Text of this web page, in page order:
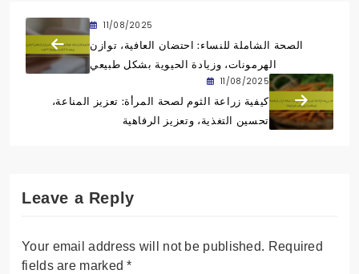
11/08/2025
الصحة الشاملة للنساء: احتضان العافية، توازن
الهرمونات، وزيادة الحيوية بشكل طبيعي
11/08/2025
كيفية زراعة الثوم لصحة المرأة: تعزيز المناعة،
تحسين التغذية، وتعزيز الرفاهية
Leave a Reply
Your email address will not be published. Required
fields are marked*